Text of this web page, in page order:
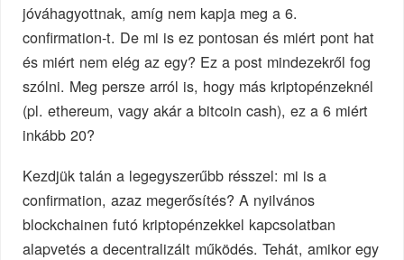
jóváhagyottnak, amíg nem kapja meg a 6.
confirmation-t. De mi is ez pontosan és miért pont hat
és miért nem elég az egy? Ez a post mindezekről fog
szólni. Meg persze arról is, hogy más kriptopénzeknél
(pl. ethereum, vagy akár a bitcoin cash), ez a 6 miért
inkább 20?
Kezdjük talán a legegyszerűbb résszel: mi is a
confirmation, azaz megerősítés? A nyilvános
blockchainen futó kriptopénzekkel kapcsolatban
alapvetés a decentralizált működés. Tehát, amikor egy